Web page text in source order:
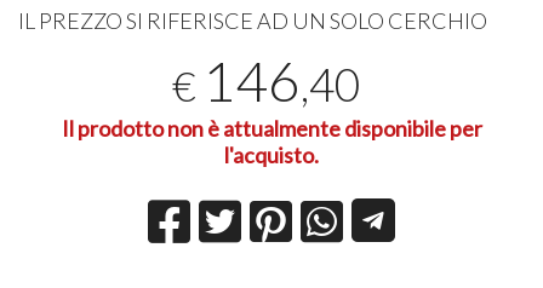
IL PREZZOSI RIFERISCEAD UNSOLO CERCHIO
€ 146,40
Il prodotto non è attualmente disponibile per
l'acquisto.